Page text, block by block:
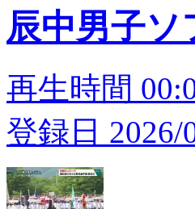
辰中男子
再生時間
登録日 2026/